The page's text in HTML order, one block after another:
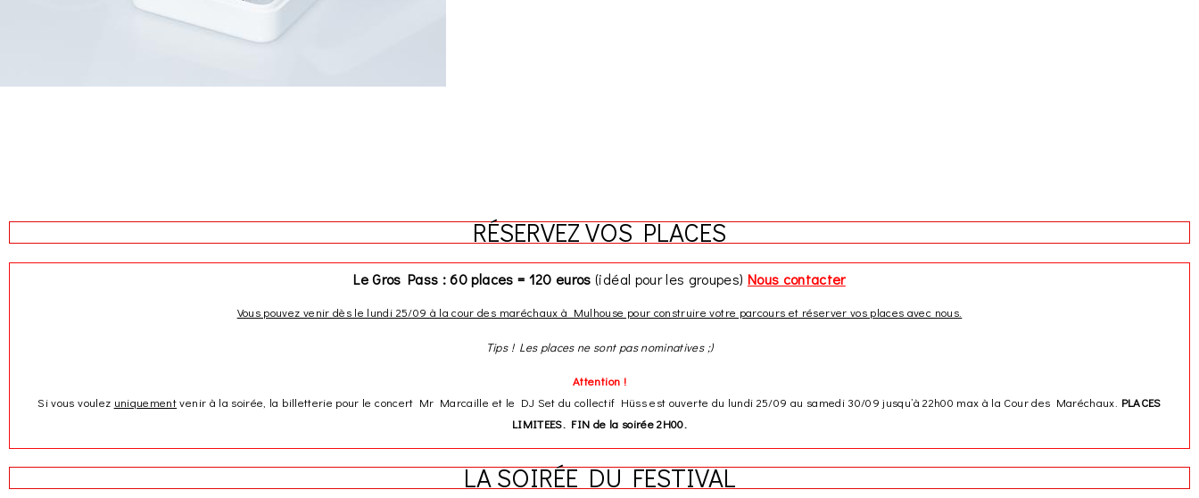
RÉSERVEZ VOS PLACES
Le Gros Pass : 60 places = 120 euros (idéal pour les groupes) Nous contacter
Vous pouvez venir dès le lundi 25/09 à la cour des maréchaux à Mulhouse pour construire votre parcours et réserver vos places avec nous.
Tips ! Les places ne sont pas nominatives ;)
Attention !
Si vous voulez uniquementvenir à la soirée, la billetterie pour le concert Mr Marcaille et le DJ Set du collectif Hüss est ouverte du lundi 25/09 au samedi 30/09 jusqu’à 22h00 max à la Cour des Maréchaux. PLACES
LIMITEES. FIN de la soirée 2H00.
LA SOIRÉE DU FESTIVAL